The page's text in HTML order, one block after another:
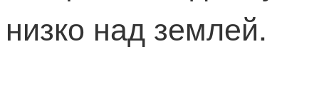
низко над землей.